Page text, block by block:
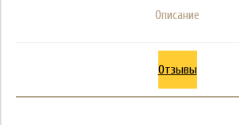
Описание
Отзывы